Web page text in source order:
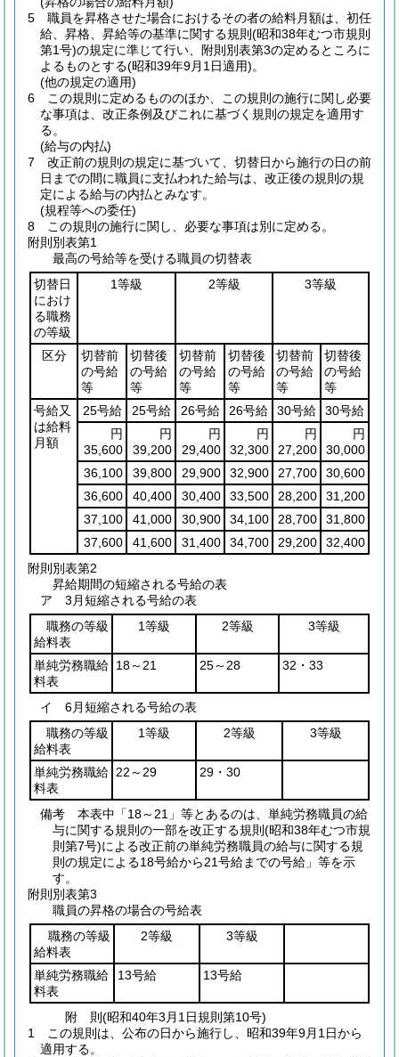
5
職員を昇格させた場合におけるその者の給料月額は、初任
給、昇格、昇給等の基準に関する規則 (昭和38年むつ市規則
第1号)の規定に準じて行い、附則別表第3の定めるところに
よるものとする(昭和39年9月1日適用)。
(他の規定の適用)
6
この規則に定めるもののほか、この規則の施行に関し必要
な事項は、改正条例及びこれに基づく規則の規定を適用す
る。
(給与の内払)
7
改正前の規則の規定に基づいて、切替日から施行の日の前
日までの間に職員に支払われた給与は、改正後の規則の規
定による給与の内払とみなす。
(規程等への委任)
8
この規則の施行に関し、必要な事項は別に定める。
附則別表第1
最高の号給等を受ける職員の切替表
切替日
におけ
る職務
の等級
1等級 2等級 3等級
区分
切替前
の号給
等
切替後
の号給
等
切替前
の号給
等
切替後
の号給
等
切替前
の号給
等
切替後
の号給
等
号給又
は給料
月額
25号給 25号給 26号給 26号給 30号給
30号給
円
35,600
円
39,200
円
29,400
円
32,300
円
27,200
円
30,000
36,100
39,800 29,900 32,900 27,700
30,600
36,600
40,400 30,400 33,500 28,200
31,200
37,100
41,000 30,900 34,100 28,700
31,800
37,600
41,600 31,400 34,700 29,200
32,400
附則別表第2
昇給期間の短縮される号給の表
ア 3月短縮される号給の表
職務の等級
給料表
1等級 2等級 3等級
単純労務職給
料表
18～21 25～28 32・33
イ 6月短縮される号給の表
職務の等級
給料表
1等級 2等級 3等級
単純労務職給
料表
22～29 29・30
備考 本表中「18～21」等とあるのは、単純労務職員の給
与に関する規則の一部を改正する規則(昭和38年むつ市規
則第7号)による改正前の単純労務職員の給与に関する規
則の規定による18号給から21号給までの号給」等を示
す。
附則別表第3
職員の昇格の場合の号給表
職務の等級
給料表
2等級 3等級
単純労務職給
料表
13号給 13号給
附 則(昭和40年3月1日規則第10号)
1
この規則は、公布の日から施行し、昭和39年9月1日から
適用する。